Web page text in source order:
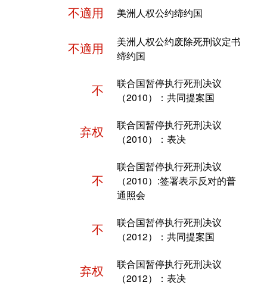
不適用 美洲人权公约缔约国
不適用
美洲人权公约废除死刑议定书
缔约国
不
联合国暂停执行死刑决议
（2010）：共同提案国
弃权
联合国暂停执行死刑决议
（2010）：表决
不
联合国暂停执行死刑决议
（2010）:签署表示反对的普
通照会
不
联合国暂停执行死刑决议
（2012）：共同提案国
弃权
联合国暂停执行死刑决议
（2012）：表决